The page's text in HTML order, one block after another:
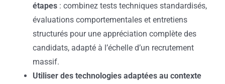
étapes : combinez tests techniques standardisés,
évaluations comportementales et entretiens
structurés pour une appréciation complète des
candidats, adapté à l’échelle d’un recrutement
massif.
Utiliser des technologies adaptées au contexte